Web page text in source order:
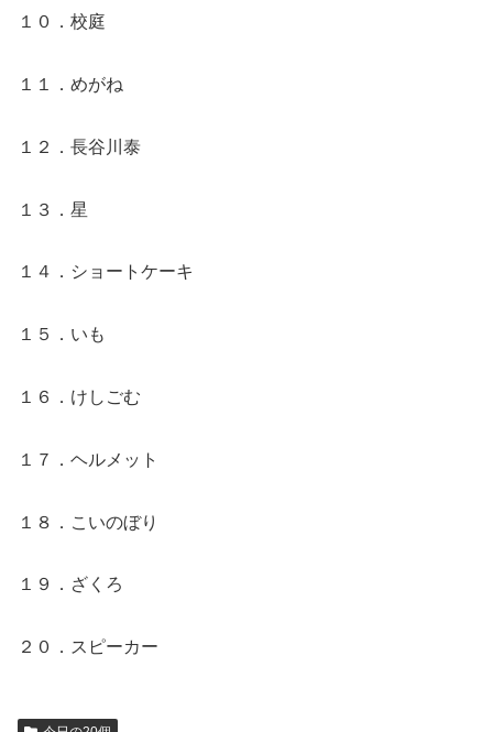
１０．校庭
１１．めがね
１２．長谷川泰
１３．星
１４．ショートケーキ
１５．いも
１６．けしごむ
１７．ヘルメット
１８．こいのぼり
１９．ざくろ
２０．スピーカー